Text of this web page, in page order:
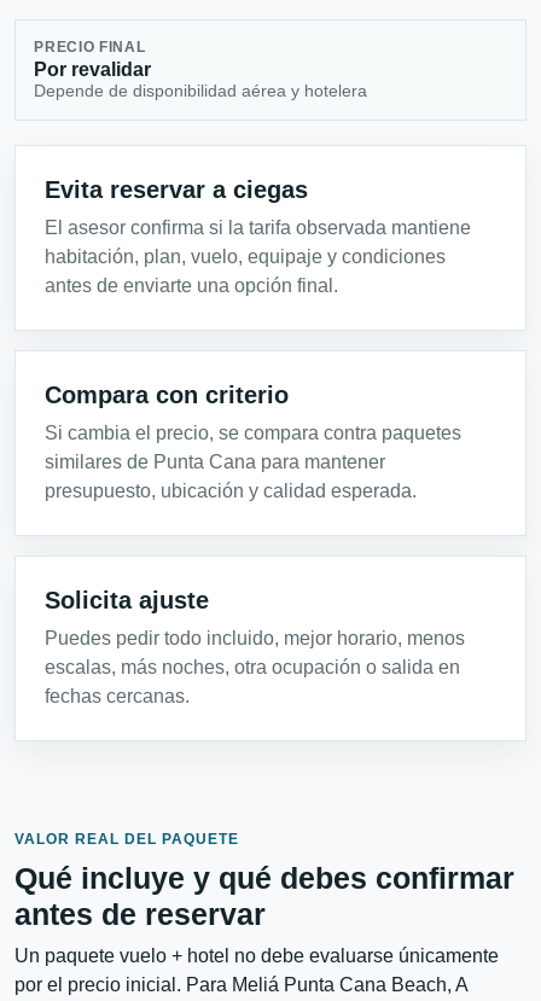
PRECIO FINAL
Por revalidar
Depende de disponibilidad aérea y hotelera
Evita reservar a ciegas
El asesor confirma si la tarifa observada mantiene
habitación, plan, vuelo, equipaje y condiciones
antes de enviarte una opción final.
Compara con criterio
Si cambia el precio, se compara contra paquetes
similares de Punta Cana para mantener
presupuesto, ubicación y calidad esperada.
Solicita ajuste
Puedes pedir todo incluido, mejor horario, menos
escalas, más noches, otra ocupación o salida en
fechas cercanas.
VALOR REAL DEL PAQUETE
Qué incluye y qué debes confirmar
antes de reservar
Un paquete vuelo + hotel no debe evaluarse únicamente
por el precio inicial. Para Meliá Punta Cana Beach, A